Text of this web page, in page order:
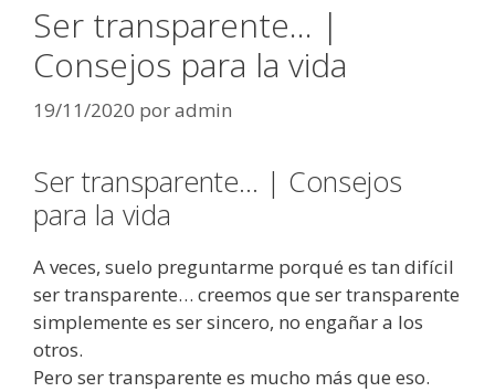
Ser transparente… |
Consejos para la vida
19/11/2020 poradmin
Ser transparente… | Consejos
para la vida
A veces, suelo preguntarme porqué es tan difícil
ser transparente… creemos que ser transparente
simplemente es ser sincero, no engañar a los
otros.
Pero ser transparente es mucho más que eso.